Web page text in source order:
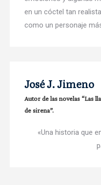
en un cóctel tan
como un personaje
José J. Jimeno
Autor de las novelas “Las
de sirena”.
«Una historia que